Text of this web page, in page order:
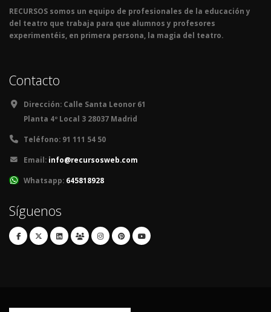
RECURSOS somos un equipo de profesionales de la educación y
del teatro que trabaja para que alumnos y profesores
experimentéis, en primera persona, la magia del teatro.
Contacto
Dirección: Calle Santa Leonor 61
Planta 4º Local 3 28037 Madrid
Teléfono: 91 111 54 50
Email: info@recursosweb.com
Whatsapp: 645818928
Síguenos